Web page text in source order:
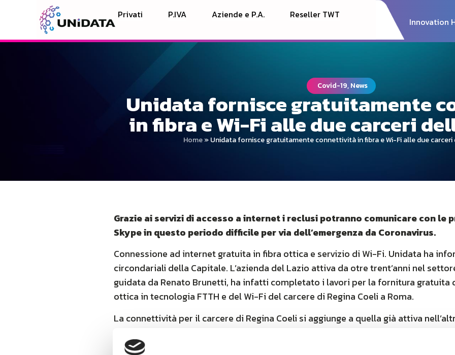
Privati P.IVA Aziende e P.A. Reseller TWT
Innovation
Covid-19, News
Unidata fornisce gratuitamente
in fibra e Wi-Fi alle due carceri
Home»Unidata fornisce gratuitamente connettività in fibra e Wi-Fi alle due
Grazie ai servizi di accesso a internet i reclusi potranno comunicare con le
Skype in questo periodo difficile per via dell’emergenza da Coronavirus.
Connessione ad internet gratuita in fibra ottica e servizio di Wi-Fi. Unidata ha
circondariali della Capitale. L’azienda del Lazio attiva da otre trent’anni nel
guidata da Renato Brunetti, ha infatti completato i lavori per la fornitura gratuita
ottica in tecnologia FTTH e del Wi-Fi del carcere di Regina Coeli a Roma.
La connettività per il carcere di Regina Coeli si aggiunge a quella già attiva
da Unidata.